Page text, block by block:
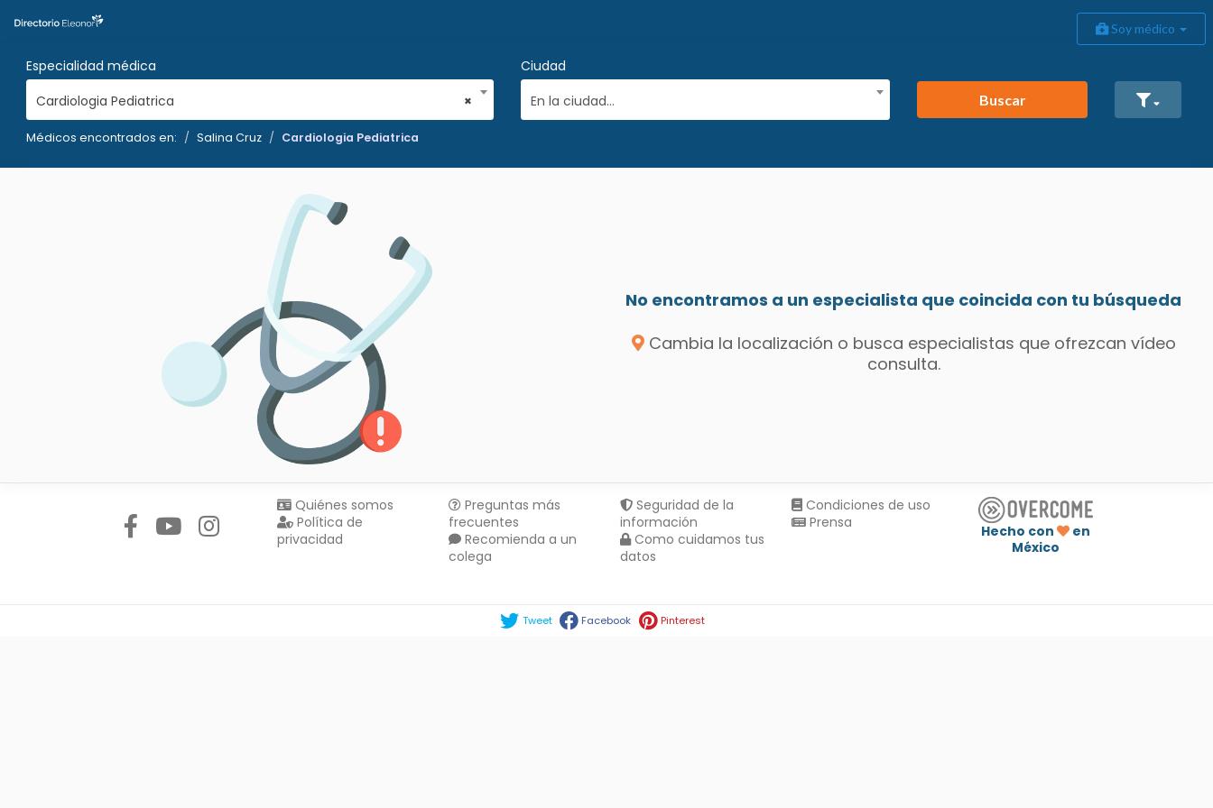
Soy médico
Especialidad médica
×
Cardiologia Pediatrica
Ciudad
En la ciudad...
Buscar
Médicos encontrados en: Salina Cruz Cardiologia Pediatrica
No encontramos a un especialista que coincida con tu búsqueda
Cambia la localización o busca especialistas que ofrezcan vídeo
consulta.
Quiénes somos
Política de
privacidad
Preguntas más
frecuentes
Recomienda a un
colega
Seguridad de la
información
Como cuidamos tus
datos
Condiciones de uso
Prensa
Hecho con
en
México
Tweet Facebook Pinterest